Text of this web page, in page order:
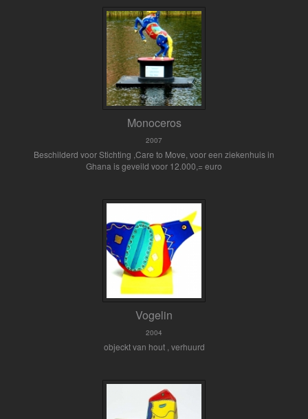
Monoceros
2007
Beschilderd voor Stichting ,Care to Move, voor een ziekenhuis in
Ghana is geveild voor 12.000,= euro
Vogelin
2004
objeckt van hout , verhuurd